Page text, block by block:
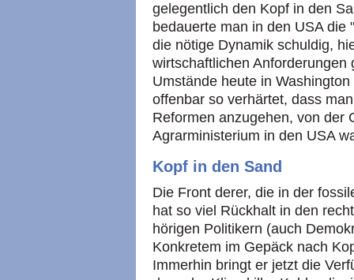
gelegentlich den Kopf in den
bedauerte man in den USA
die nötige Dynamik schuldig,
wirtschaftlichen
Umstände heute in
offenbar so verhärtet, dass
Reformen anzugehen, von der
Agrarministerium in den USA
Kopf in den Sand
Die Front derer, die in der
hat so viel Rückhalt in den
hörigen Politikern (auch
Konkretem im Gepäck nach
Immerhin bringt er jetzt die